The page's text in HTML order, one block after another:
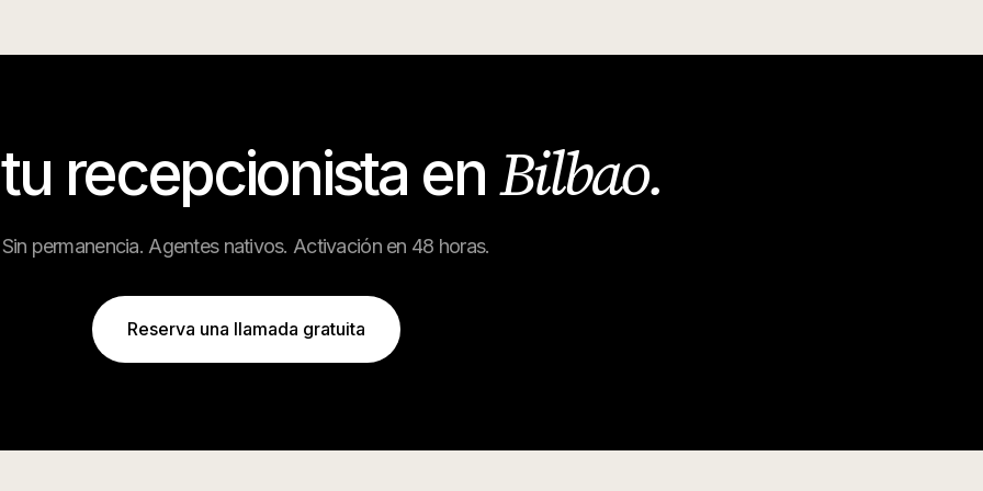
recepcionista enBilbao.
Sin permanencia. Agentes nativos. Activación en 48 horas.
Reserva una llamada gratuita